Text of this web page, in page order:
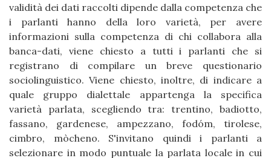
validità dei dati raccolti dipende dalla competenza che
i parlanti hanno della loro varietà, per avere
informazioni sulla competenza di chi collabora alla
banca-dati, viene chiesto a tutti i parlanti che si
registrano di compilare un breve questionario
sociolinguistico. Viene chiesto, inoltre, di indicare a
quale gruppo dialettale appartenga la specifica
varietà parlata, scegliendo tra: trentino, badiotto,
fassano, gardenese, ampezzano, fodóm, tirolese,
cimbro, mòcheno. S'invitano quindi i parlanti a
selezionare in modo puntuale la parlata locale in cui